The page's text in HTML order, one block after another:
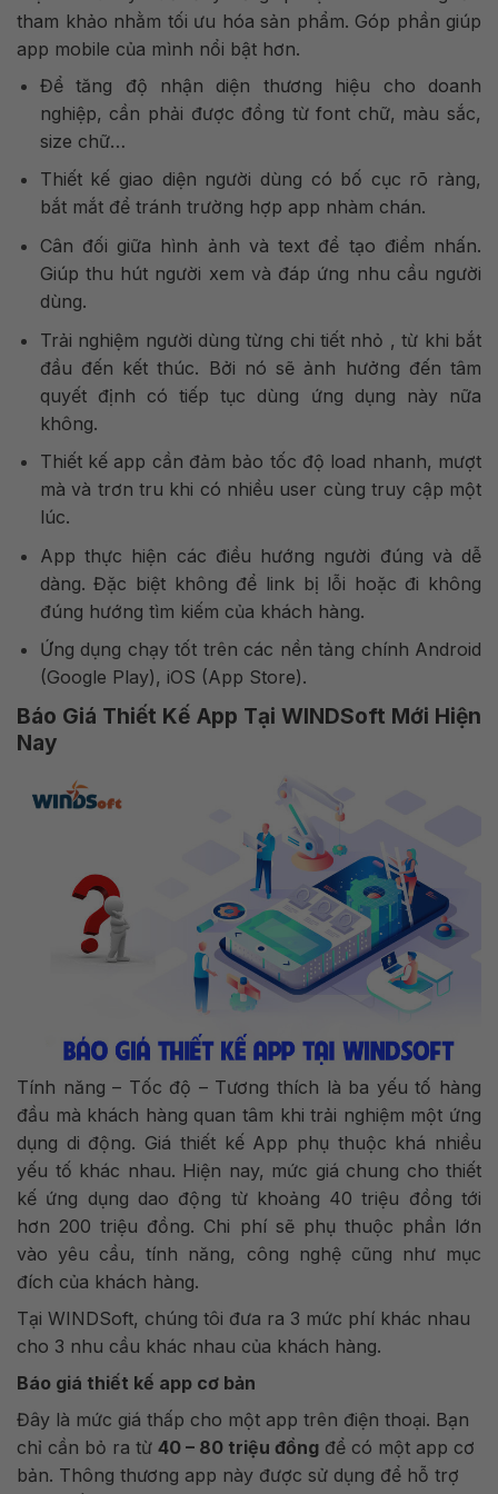
tham khảo nhằm tối ưu hóa sản phẩm. Góp phần giúp
app mobile của mình nổi bật hơn.
Để tăng độ nhận diện thương hiệu cho doanh
nghiệp, cần phải được đồng từ font chữ, màu sắc,
size chữ…
Thiết kế giao diện người dùng có bố cục rõ ràng,
bắt mắt để tránh trường hợp app nhàm chán.
Cân đối giữa hình ảnh và text để tạo điểm nhấn.
Giúp thu hút người xem và đáp ứng nhu cầu người
dùng.
Trải nghiệm người dùng từng chi tiết nhỏ , từ khi bắt
đầu đến kết thúc. Bởi nó sẽ ảnh hưởng đến tâm
quyết định có tiếp tục dùng ứng dụng này nữa
không.
Thiết kế app cần đảm bảo tốc độ load nhanh, mượt
mà và trơn tru khi có nhiều user cùng truy cập một
lúc.
App thực hiện các điều hướng người đúng và dễ
dàng. Đặc biệt không để link bị lỗi hoặc đi không
đúng hướng tìm kiếm của khách hàng.
Ứng dụng chạy tốt trên các nền tảng chính Android
(Google Play), iOS (App Store).
Báo Giá Thiết Kế App Tại WINDSoft Mới Hiện
Nay
Tính năng – Tốc độ – Tương thích là ba yếu tố hàng
đầu mà khách hàng quan tâm khi trải nghiệm một ứng
dụng di động. Giá thiết kế App phụ thuộc khá nhiều
yếu tố khác nhau. Hiện nay, mức giá chung cho thiết
kế ứng dụng dao động từ khoảng 40 triệu đồng tới
hơn 200 triệu đồng. Chi phí sẽ phụ thuộc phần lớn
vào yêu cầu, tính năng, công nghệ cũng như mục
đích của khách hàng.
Tại WINDSoft, chúng tôi đưa ra 3 mức phí khác nhau
cho 3 nhu cầu khác nhau của khách hàng.
Báo giá thiết kế app cơ bản
Đây là mức giá thấp cho một app trên điện thoại. Bạn
chỉ cần bỏ ra từ 40 – 80 triệu đồng để có một app cơ
bản. Thông thương app này được sử dụng để hỗ trợ